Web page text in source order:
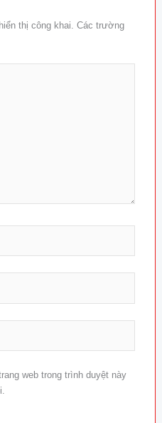
thị công khai. Các trường
web trong trình duyệt này